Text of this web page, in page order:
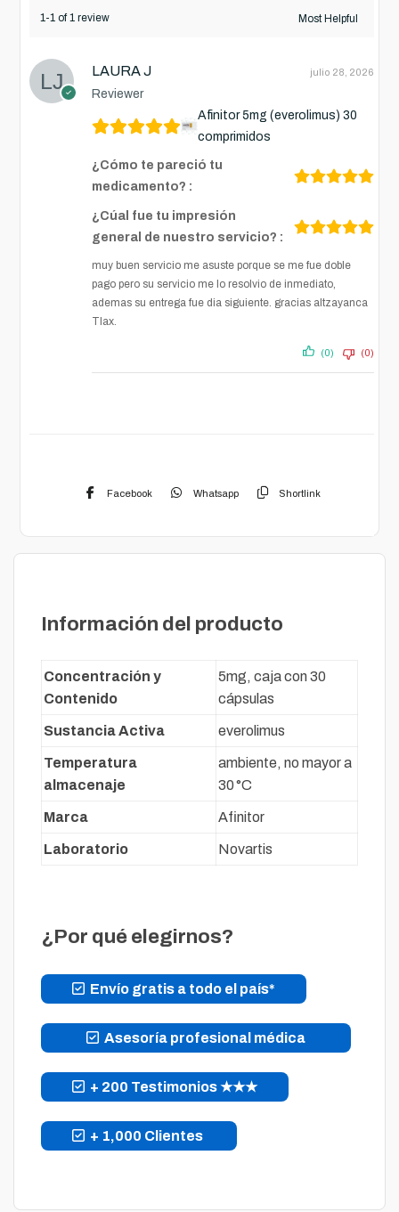
1-1 of 1 review
LAURA J
Reviewer
julio 28, 2026
Afinitor 5mg (everolimus) 30
comprimidos
¿Cómo te pareció tu
medicamento? :
¿Cúal fue tu impresión
general de nuestro servicio? :
muy buen servicio me asuste porque se me fue doble
pago pero su servicio me lo resolvio de inmediato,
ademas su entrega fue dia siguiente. gracias altzayanca
Tlax.
(0) (0)
Facebook Whatsapp Shortlink
Información del producto
Concentración y
Contenido
5mg, caja con 30
cápsulas
Sustancia Activa everolimus
Temperatura
almacenaje
ambiente, no mayor a
30 °C
Marca Afinitor
Laboratorio Novartis
¿Por qué elegirnos?
Envío gratis a todo el país*
Asesoría profesional médica
+ 200 Testimonios ★★★
+ 1,000 Clientes